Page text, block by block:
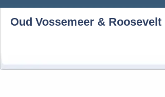
Oud Vossemeer & Roosevelt